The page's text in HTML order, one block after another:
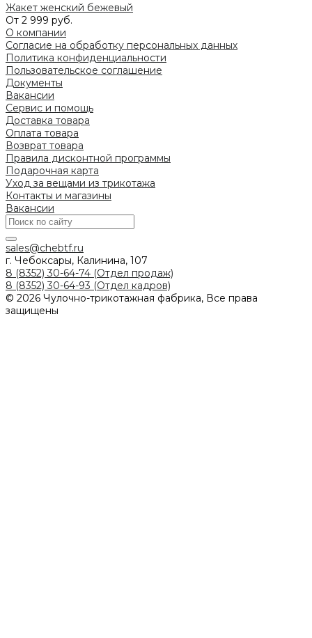
Жакет женский бежевый
От 2 999 руб.
О компании
Согласие на обработку персональных данных
Политика конфиденциальности
Пользовательское соглашение
Документы
Вакансии
Сервис и помощь
Доставка товара
Оплата товара
Возврат товара
Правила дисконтной программы
Подарочная карта
Уход за вещами из трикотажа
Контакты и магазины
Вакансии
sales@chebtf.ru
г. Чебоксары, Калинина, 107
8 (8352) 30-64-74 (Отдел продаж)
8 (8352) 30-64-93 (Отдел кадров)
© 2026 Чулочно-трикотажная фабрика, Все права
защищены